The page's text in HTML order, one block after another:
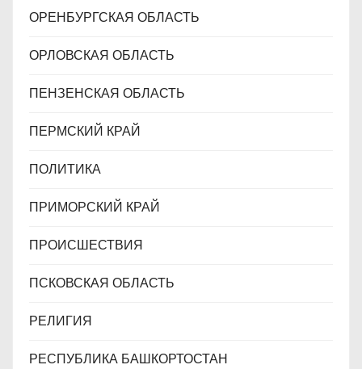
ОРЕНБУРГСКАЯ ОБЛАСТЬ
ОРЛОВСКАЯ ОБЛАСТЬ
ПЕНЗЕНСКАЯ ОБЛАСТЬ
ПЕРМСКИЙ КРАЙ
ПОЛИТИКА
ПРИМОРСКИЙ КРАЙ
ПРОИСШЕСТВИЯ
ПСКОВСКАЯ ОБЛАСТЬ
РЕЛИГИЯ
РЕСПУБЛИКА БАШКОРТОСТАН